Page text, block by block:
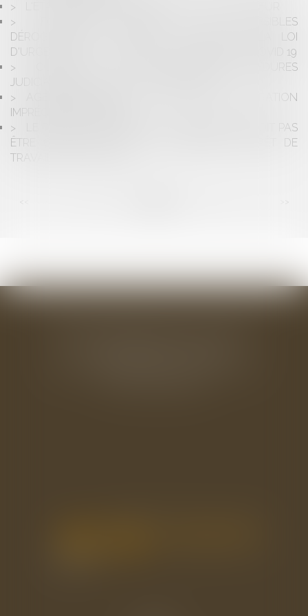
FONCTION PUBLIQUE : LES POSSIBLES
DÉROGATIONS AU STATUT PRÉVUES PAR LA LOI
D'URGENCE POUR FAIRE FACE À L'ÉPIDÉMIE DE COVID 19
COVID-19 : LES DÉLAIS DES PROCÉDURES
JUDICIAIRES SONT-ILS AUSSI CONFINÉS ?
AGENT IMMOBILIER : LA CLAUSE DE RÉMUNÉRATION
IMPRÉCISE EST ABUSIVE
LE DÉFICIT FONCTIONNEL TEMPORAIRE NE DOIT PAS
ÊTRE CONFONDU AVEC LES PÉRIODES D’ARRÊT DE
TRAVAIL DE LA VICTIME